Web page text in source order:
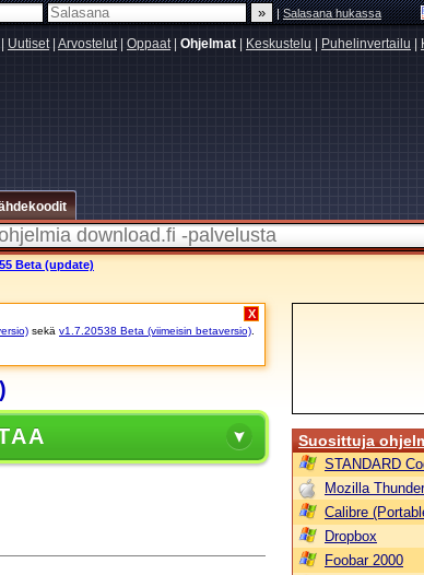
|Salasana hukassa
Uutiset| Arvostelut| Oppaat| Ohjelmat Keskustelu Puhelinvertailu
Beta (update)
sekä v1.7.20538 Beta (viimeisin betaversio)
X
Suosittuja
STANDARD
Mozilla
Calibre
Dropbox
Foobar 2000